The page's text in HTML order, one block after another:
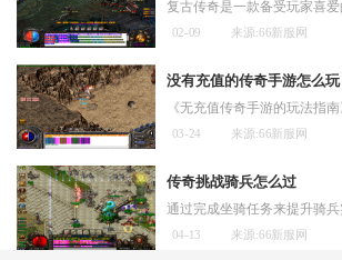
02-09 来源:66新服网
没有充值的传奇手游怎么玩
03-24 来源:66新服网
传奇挑战骑兵怎么过
04-13 来源:66新服网